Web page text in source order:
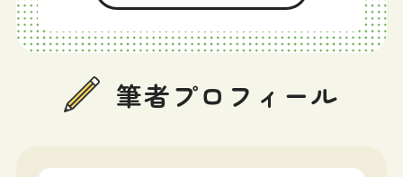
筆者プロフィール